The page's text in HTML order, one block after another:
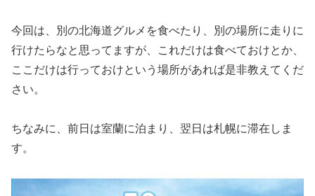
今回は、別の北海道グルメを食べたり、別の場所に走りに
行けたらなと思ってますが、これだけは食べておけとか、
ここだけは行っておけという場所があれば是非教えてくだ
さい。
ちなみに、前日は室蘭に泊まり、翌日は札幌に滞在しま
す。